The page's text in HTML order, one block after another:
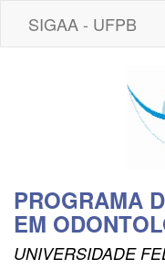
SIGAA - UFPB
PROGRAMA
EM
UNIVERSIDADE